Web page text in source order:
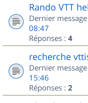
Rando VTT
Dernier
08:47
Réponses : 4
recherche
Dernier
15:46
Réponses : 2